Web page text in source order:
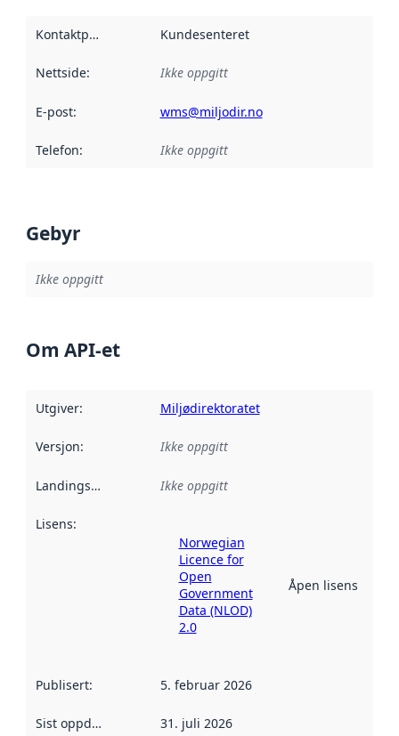
Kontaktpunkt Kundesenteret
Nettside: Ikke oppgitt
E-post: wms@miljodir.no
Telefon: Ikke oppgitt
Gebyr
Ikke oppgitt
Om API-et
Utgiver: Miljødirektoratet
Versjon: Ikke oppgitt
Landingsside Ikke oppgitt
Lisens:
Norwegian
Licence for
Open
Government
Data (NLOD)
2.0
Åpen lisens
Publisert: 5. februar 2026
Sist oppdatert 31. juli 2026